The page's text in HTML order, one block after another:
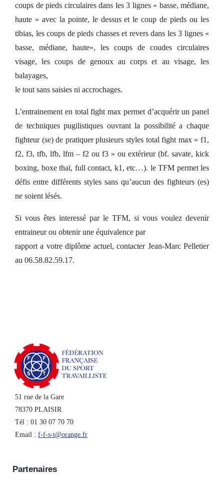
coups de pieds circulaires dans les 3 lignes « basse, médiane,
haute » avec la pointe, le dessus et le coup de pieds ou les
tibias, les coups de pieds chasses et revers dans les 3 lignes «
basse, médiane, haute», les coups de coudes circulaires
visage, les coups de genoux au corps et au visage, les
balayages,
le tout sans saisies ni accrochages.
L’entrainement en total fight max permet d’acquérir un panel
de techniques pugilistiques ouvrant la possibilité a chaque
fighteur (se) de pratiquer plusieurs styles total fight max « f1,
f2, f3, tfb, lfb, lfm – f2 ou f3 » ou extérieur (bf. savate, kick
boxing, boxe thaï, full contact, k1, etc…). le TFM permet les
défis entre différents styles sans qu’aucun des fighteurs (es)
ne soient lésés.
Si vous êtes interessé par le TFM, si vous voulez devenir
entraineur ou obtenir une équivalence par
rapport a votre diplôme actuel, contacter Jean-Marc Pelletier
au 06.58.82.59.17.
51 rue de la Gare
78370 PLAISIR
Tél : 01 30 07 70 70
Email : f-f-s-t@orange.fr
Partenaires